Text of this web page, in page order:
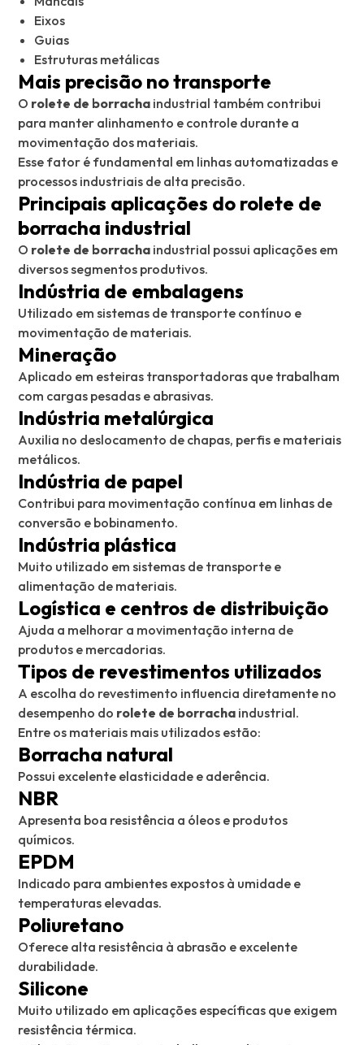
Eixos
Guias
Estruturas metálicas
Mais precisão no transporte
O rolete de borracha industrial também contribui
para manter alinhamento e controle durante a
movimentação dos materiais.
Esse fator é fundamental em linhas automatizadas e
processos industriais de alta precisão.
Principais aplicações do rolete de
borracha industrial
O rolete de borracha industrial possui aplicações em
diversos segmentos produtivos.
Indústria de embalagens
Utilizado em sistemas de transporte contínuo e
movimentação de materiais.
Mineração
Aplicado em esteiras transportadoras que trabalham
com cargas pesadas e abrasivas.
Indústria metalúrgica
Auxilia no deslocamento de chapas, perfis e materiais
metálicos.
Indústria de papel
Contribui para movimentação contínua em linhas de
conversão e bobinamento.
Indústria plástica
Muito utilizado em sistemas de transporte e
alimentação de materiais.
Logística e centros de distribuição
Ajuda a melhorar a movimentação interna de
produtos e mercadorias.
Tipos de revestimentos utilizados
A escolha do revestimento influencia diretamente no
desempenho do rolete de borracha industrial.
Entre os materiais mais utilizados estão:
Borracha natural
Possui excelente elasticidade e aderência.
NBR
Apresenta boa resistência a óleos e produtos
químicos.
EPDM
Indicado para ambientes expostos à umidade e
temperaturas elevadas.
Poliuretano
Oferece alta resistência à abrasão e excelente
durabilidade.
Silicone
Muito utilizado em aplicações específicas que exigem
resistência térmica.